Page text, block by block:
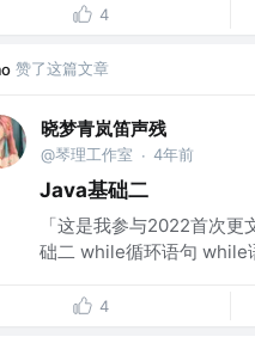
4
赞了这篇文章
晓梦青岚笛声残
@琴理工作室 · 4年前
Java基础二
「这是我参与2022首次
础二 while循环语句 while
4